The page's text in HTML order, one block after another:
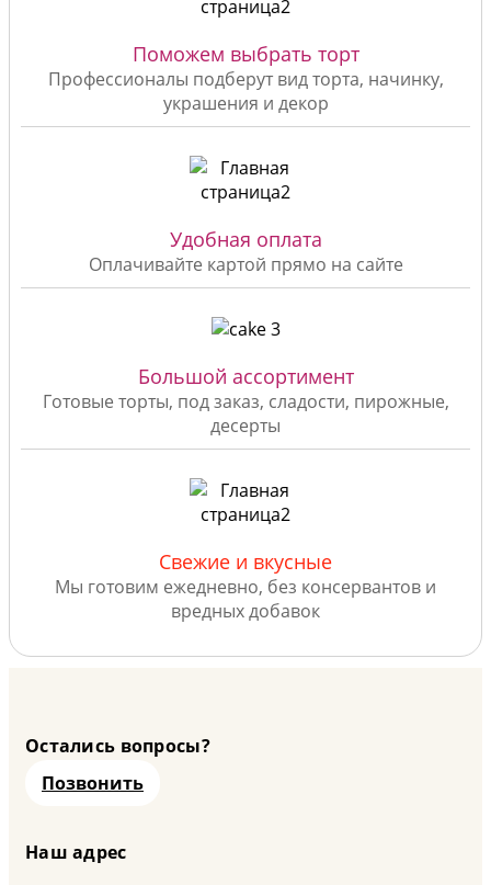
Поможем выбрать торт
Профессионалы подберут вид торта, начинку,
украшения и декор
Удобная оплата
Оплачивайте картой прямо на сайте
Большой ассортимент
Готовые торты, под заказ, сладости, пирожные,
десерты
Свежие и вкусные
Мы готовим ежедневно, без консервантов и
вредных добавок
Остались вопросы?
Позвонить
Наш адрес